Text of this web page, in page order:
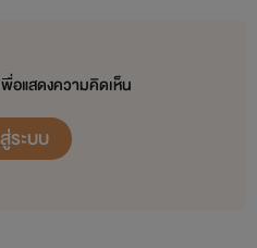
อแสดงความคิดเห็น
ระบบ